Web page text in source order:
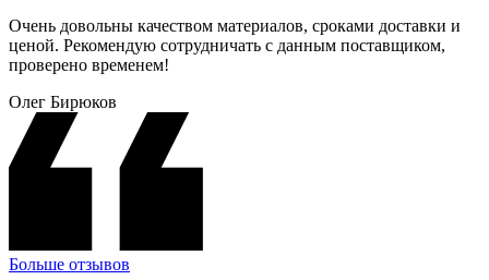
Очень довольны качеством материалов, сроками доставки и
ценой. Рекомендую сотрудничать с данным поставщиком,
проверено временем!
Олег Бирюков
Больше отзывов